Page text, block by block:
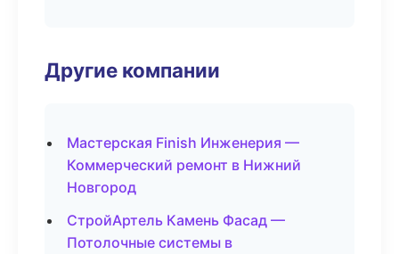
Другие компании
Мастерская Finish Инженерия —
Коммерческий ремонт в Нижний
Новгород
СтройАртель Камень Фасад —
Потолочные системы в